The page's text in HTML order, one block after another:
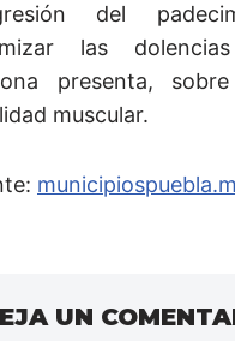
del
las
presenta,
muscular.
UN